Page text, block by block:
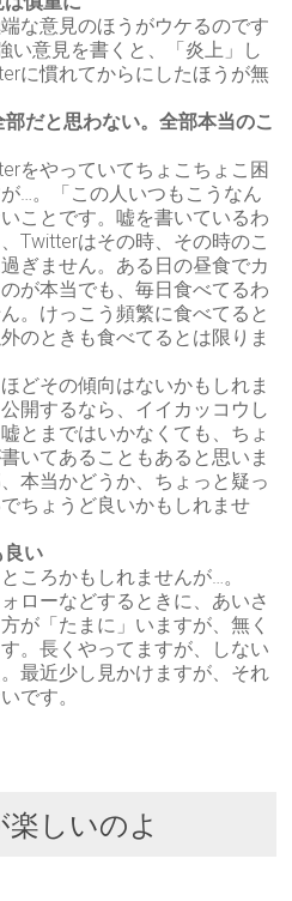
な意見のほうがウケるのです
い意見を書くと、「炎上」し
に慣れてからにしたほうが無
だと思わない。全部本当のこ
をやっていてちょこちょこ困
…。「この人いつもこうなん
ことです。嘘を書いているわ
Twitterはその時、その時のこ
ぎません。ある日の昼食でカ
が本当でも、毎日食べてるわ
。けっこう頻繁に食べてると
のときも食べてるとは限りま
どその傾向はないかもしれま
開するなら、イイカッコウし
とまではいかなくても、ちょ
いてあることもあると思いま
本当かどうか、ちょっと疑っ
ちょうど良いかもしれませ
良い
ころかもしれませんが…。
ローなどするときに、あいさ
が「たまに」いますが、無く
。長くやってますが、しない
最近少し見かけますが、それ
です。
しいのよ